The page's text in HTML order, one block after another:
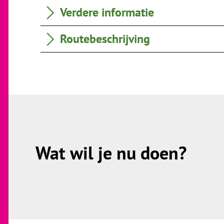
Verdere informatie
Routebeschrijving
Wat wil je nu doen?